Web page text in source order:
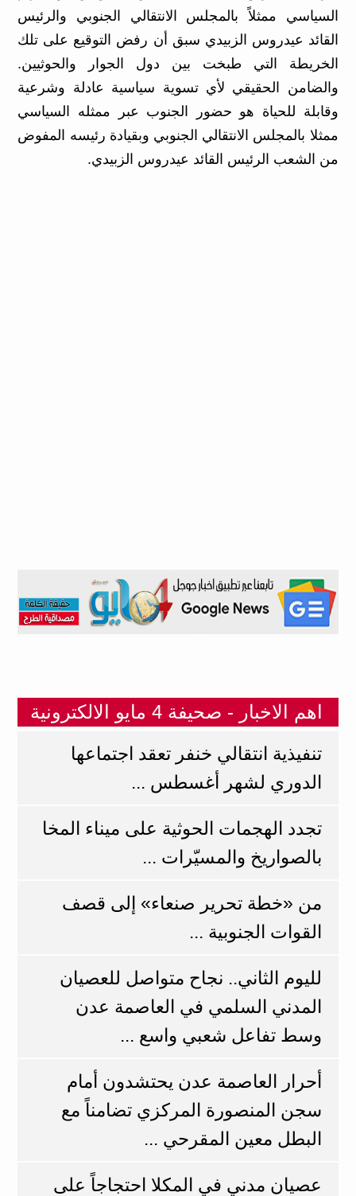
السياسي ممثلاً بالمجلس الانتقالي الجنوبي والرئيس
القائد عيدروس الزبيدي سبق أن رفض التوقيع على تلك
الخريطة التي طبخت بين دول الجوار والحوثيين.
والضامن الحقيقي لأي تسوية سياسية عادلة وشرعية
وقابلة للحياة هو حضور الجنوب عبر ممثله السياسي
ممثلا بالمجلس الانتقالي الجنوبي وبقيادة رئيسه المفوض
من الشعب الرئيس القائد عيدروس الزبيدي.
اهم الاخبار - صحيفة 4 مايو الالكترونية
تنفيذية انتقالي خنفر تعقد اجتماعها
الدوري لشهر أغسطس ...
تجدد الهجمات الحوثية على ميناء المخا
بالصواريخ والمسيّرات ...
من «خطة تحرير صنعاء» إلى قصف
القوات الجنوبية ...
لليوم الثاني.. نجاح متواصل للعصيان
المدني السلمي في العاصمة عدن
وسط تفاعل شعبي واسع ...
أحرار العاصمة عدن يحتشدون أمام
سجن المنصورة المركزي تضامناً مع
البطل معين المقرحي ...
عصيان مدني في المكلا احتجاجاً على